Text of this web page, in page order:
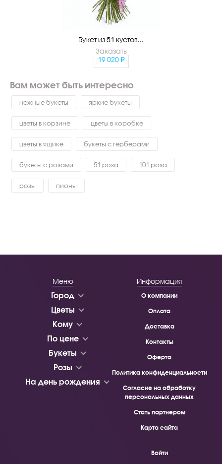
Букет из 51 кустов...
Заказать
19 020
Вам может быть интересно
нежные букеты яркие букеты
цветы в корзине цветы в коробке
цветы в ящике букеты с герберами
букеты с розами 51 роза 101 роза
розы пионы
Меню
Город
Цветы
Кому
По цене
Букеты
Розы
На день рождения
Информация
О компании
Оплата
Доставка
Контакты
Оферта
Политика конфиденциальности
Согласие на обработку
персональных данных
Стать партнером
Карта сайта
Войти